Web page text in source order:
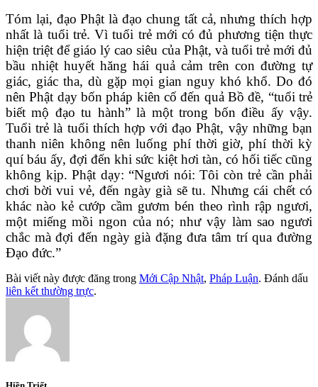
Tóm lại, đạo Phật là đạo chung tất cả, nhưng thích hợp
nhất là tuổi trẻ. Vì tuổi trẻ mới có đủ phương tiện thực
hiện triệt để giáo lý cao siêu của Phật, và tuổi trẻ mới đủ
bầu nhiệt huyết hăng hái quả cảm trên con đường tự
giác, giác tha, dù gặp mọi gian nguy khó khổ. Do đó
nên Phật dạy bốn pháp kiên cố đến quả Bồ đề, “tuổi trẻ
biết mộ đạo tu hành” là một trong bốn điều ấy vậy.
Tuổi trẻ là tuổi thích hợp với đạo Phật, vậy những bạn
thanh niên không nên luống phí thời giờ, phí thời kỳ
quí báu ấy, đợi đến khi sức kiệt hơi tàn, có hối tiếc cũng
không kịp. Phật dạy: “Ngươi nói: Tôi còn trẻ cần phải
chơi bời vui vẻ, đến ngày già sẽ tu. Nhưng cái chết có
khác nào kẻ cướp cầm gươm bén theo rình rập ngươi,
một miếng mồi ngon của nó; như vậy làm sao ngươi
chắc mà đợi đến ngày già đặng đưa tâm trí qua đường
Đạo đức.”
Bài viết này được đăng trong Mới Cập Nhật, Pháp Luận. Đánh dấu
liên kết thường trực.